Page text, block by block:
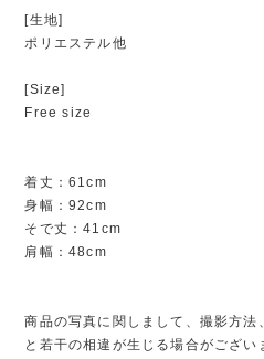
[生地]
ポリエステル他
[Size]
Free size
着丈：61cm
身幅：92cm
そで丈：41cm
肩幅：48cm
商品の写真に関しまして、撮影方法
と若干の相違が生じる場合がござい